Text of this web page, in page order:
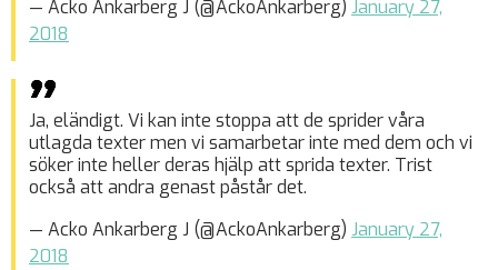
— Acko Ankarberg J (@AckoAnkarberg) January 27,
2018
Ja, eländigt. Vi kan inte stoppa att de sprider våra
utlagda texter men vi samarbetar inte med dem och vi
söker inte heller deras hjälp att sprida texter. Trist
också att andra genast påstår det.
— Acko Ankarberg J (@AckoAnkarberg) January 27,
2018